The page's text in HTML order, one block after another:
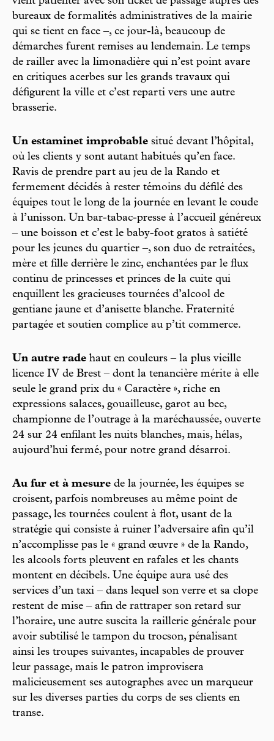
bureaux de formalités administratives de la mairie
qui se tient en face –, ce jour-là, beaucoup de
démarches furent remises au lendemain. Le temps
de railler avec la limonadière qui n’est point avare
en critiques acerbes sur les grands travaux qui
défigurent la ville et c’est reparti vers une autre
brasserie.
Un estaminet improbable situé devant l’hôpital,
où les clients y sont autant habitués qu’en face.
Ravis de prendre part au jeu de la Rando et
fermement décidés à rester témoins du défilé des
équipes tout le long de la journée en levant le coude
à l’unisson. Un bar-tabac-presse à l’accueil généreux
– une boisson et c’est le baby-foot gratos à satiété
pour les jeunes du quartier –, son duo de retraitées,
mère et fille derrière le zinc, enchantées par le flux
continu de princesses et princes de la cuite qui
enquillent les gracieuses tournées d’alcool de
gentiane jaune et d’anisette blanche. Fraternité
partagée et soutien complice au p’tit commerce.
Un autre rade haut en couleurs – la plus vieille
licence IV de Brest – dont la tenancière mérite à elle
seule le grand prix du « Caractère », riche en
expressions salaces, gouailleuse, garot au bec,
championne de l’outrage à la maréchaussée, ouverte
24 sur 24 enfilant les nuits blanches, mais, hélas,
aujourd’hui fermé, pour notre grand désarroi.
Au fur et à mesure de la journée, les équipes se
croisent, parfois nombreuses au même point de
passage, les tournées coulent à flot, usant de la
stratégie qui consiste à ruiner l’adversaire afin qu’il
n’accomplisse pas le « grand œuvre » de la Rando,
les alcools forts pleuvent en rafales et les chants
montent en décibels. Une équipe aura usé des
services d’un taxi – dans lequel son verre et sa clope
restent de mise – afin de rattraper son retard sur
l’horaire, une autre suscita la raillerie générale pour
avoir subtilisé le tampon du trocson, pénalisant
ainsi les troupes suivantes, incapables de prouver
leur passage, mais le patron improvisera
malicieusement ses autographes avec un marqueur
sur les diverses parties du corps de ses clients en
transe.